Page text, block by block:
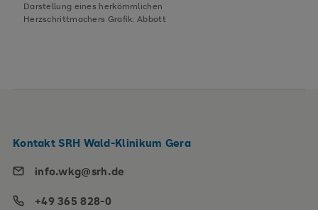
Darstellung eines herkömmlichen
Herzschrittmachers Grafik: Abbott
Kontakt SRH Wald-Klinikum Gera
info.wkg@srh.de
+49 365 828-0